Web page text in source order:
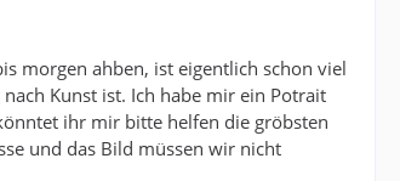
morgen ahben, ist eigentlich schon viel
Kunst ist. Ich habe mir ein Potrait
ihr mir bitte helfen die gröbsten
und das Bild müssen wir nicht